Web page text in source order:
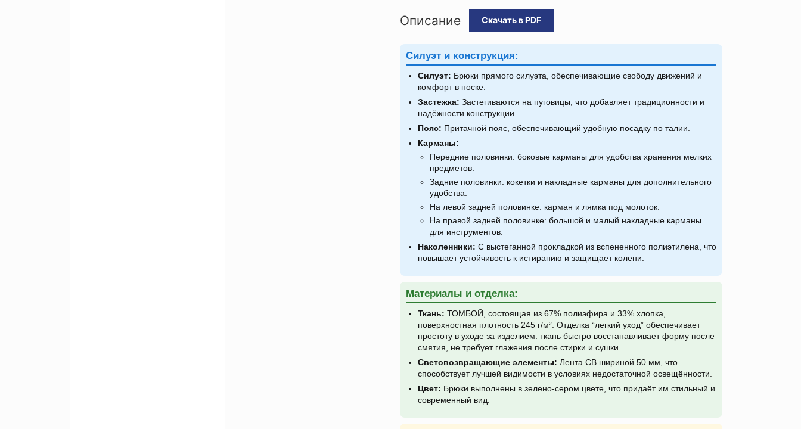
Описание Скачать в PDF
Силуэт и конструкция:
Силуэт: Брюки прямого силуэта, обеспечивающие свободу движений и
комфорт в носке.
Застежка: Застегиваются на пуговицы, что добавляет традиционности и
надёжности конструкции.
Пояс: Притачной пояс, обеспечивающий удобную посадку по талии.
Карманы:
Передние половинки: боковые карманы для удобства хранения мелких
предметов.
Задние половинки: кокетки и накладные карманы для дополнительного
удобства.
На левой задней половинке: карман и лямка под молоток.
На правой задней половинке: большой и малый накладные карманы
для инструментов.
Наколенники: С выстеганной прокладкой из вспененного полиэтилена, что
повышает устойчивость к истиранию и защищает колени.
Материалы и отделка:
Ткань: ТОМБОЙ, состоящая из 67% полиэфира и 33% хлопка,
поверхностная плотность 245 г/м². Отделка “легкий уход” обеспечивает
простоту в уходе за изделием: ткань быстро восстанавливает форму после
смятия, не требует глажения после стирки и сушки.
Световозвращающие элементы: Лента СВ шириной 50 мм, что
способствует лучшей видимости в условиях недостаточной освещённости.
Цвет: Брюки выполнены в зелено-сером цвете, что придаёт им стильный и
современный вид.